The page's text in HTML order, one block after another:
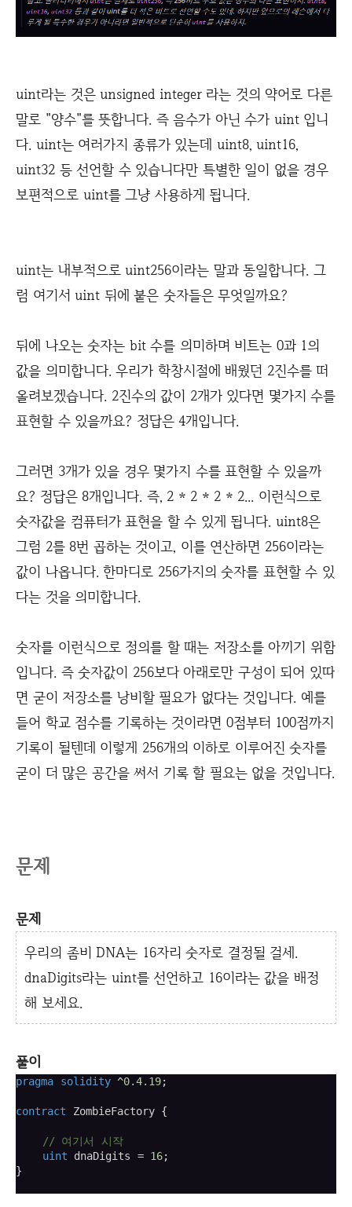
uint라는 것은 unsigned integer 라는 것의 약어로 다른
말로 "양수"를 뜻합니다. 즉 음수가 아닌 수가 uint 입니
다. uint는 여러가지 종류가 있는데 uint8, uint16,
uint32 등 선언할 수 있습니다만 특별한 일이 없을 경우
보편적으로 uint를 그냥 사용하게 됩니다.
uint는 내부적으로 uint256이라는 말과 동일합니다. 그
럼 여기서 uint 뒤에 붙은 숫자들은 무엇일까요?
뒤에 나오는 숫자는 bit 수를 의미하며 비트는 0과 1의
값을 의미합니다. 우리가 학창시절에 배웠던 2진수를 떠
올려보겠습니다. 2진수의 값이 2개가 있다면 몇가지 수를
표현할 수 있을까요? 정답은 4개입니다.
그러면 3개가 있을 경우 몇가지 수를 표현할 수 있을까
요? 정답은 8개입니다. 즉, 2 * 2 * 2 * 2... 이런식으로
숫자값을 컴퓨터가 표현을 할 수 있게 됩니다. uint8은
그럼 2를 8번 곱하는 것이고, 이를 연산하면 256이라는
값이 나옵니다. 한마디로 256가지의 숫자를 표현할 수 있
다는 것을 의미합니다.
숫자를 이런식으로 정의를 할 때는 저장소를 아끼기 위함
입니다. 즉 숫자값이 256보다 아래로만 구성이 되어 있따
면 굳이 저장소를 낭비할 필요가 없다는 것입니다. 예를
들어 학교 점수를 기록하는 것이라면 0점부터 100점까지
기록이 될텐데 이렇게 256개의 이하로 이루어진 숫자를
굳이 더 많은 공간을 써서 기록 할 필요는 없을 것입니다.
문제
문제
우리의 좀비 DNA는 16자리 숫자로 결정될 걸세.
dnaDigits라는 uint를 선언하고 16이라는 값을 배정
해 보세요.
풀이
pragma solidity ^0.4.19;
contract ZombieFactory {
// 여기서 시작
uint dnaDigits = 16;
}